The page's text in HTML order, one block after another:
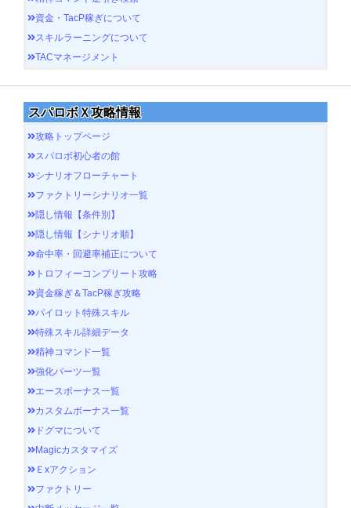
資金・TacP稼ぎについて
スキルラーニングについて
TACマネージメント
スパロボＸ攻略情報
攻略トップページ
スパロボ初心者の館
シナリオフローチャート
ファクトリーシナリオ一覧
隠し情報【条件別】
隠し情報【シナリオ順】
命中率・回避率補正について
トロフィーコンプリート攻略
資金稼ぎ＆TacP稼ぎ攻略
パイロット特殊スキル
特殊スキル詳細データ
精神コマンド一覧
強化パーツ一覧
エースボーナス一覧
カスタムボーナス一覧
ドグマについて
Magicカスタマイズ
Ｅxアクション
ファクトリー